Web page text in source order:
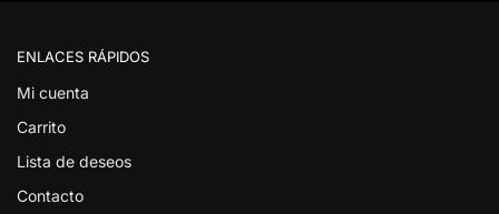
ENLACES RÁPIDOS
Mi cuenta
Carrito
Lista de deseos
Contacto